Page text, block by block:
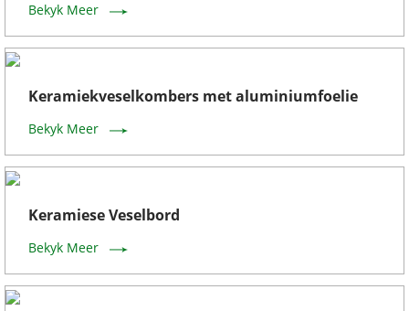
Bekyk Meer
Keramiekveselkombers met aluminiumfoelie
Bekyk Meer
Keramiese Veselbord
Bekyk Meer